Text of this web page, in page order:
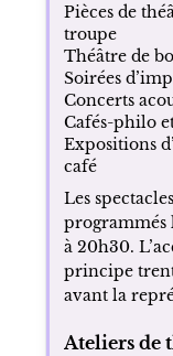
Pièces de
troupe
Théâtre de
Soirées
Concerts
Cafés-philo
Expositions
café
Les
programmés
à 20h30.
principe
avant la
Ateliers de